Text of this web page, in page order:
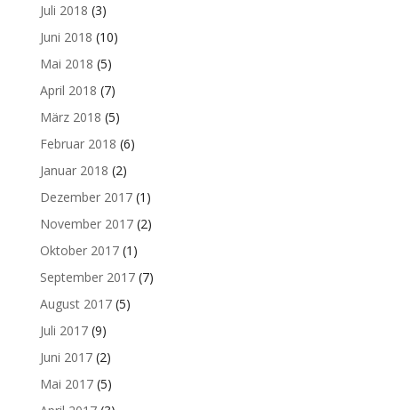
Juli 2018 (3)
Juni 2018 (10)
Mai 2018 (5)
April 2018 (7)
März 2018 (5)
Februar 2018 (6)
Januar 2018 (2)
Dezember 2017(1)
November 2017(2)
Oktober 2017(1)
September 2017(7)
August 2017(5)
Juli 2017(9)
Juni 2017(2)
Mai 2017(5)